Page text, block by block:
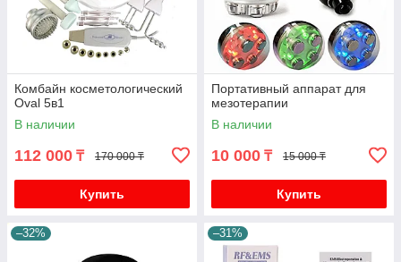
Комбайн косметологический
Oval 5в1
В наличии
112 000 ₸ 170 000 ₸
Купить
Портативный аппарат для
мезотерапии
В наличии
10 000 ₸ 15 000 ₸
Купить
–32% –31%